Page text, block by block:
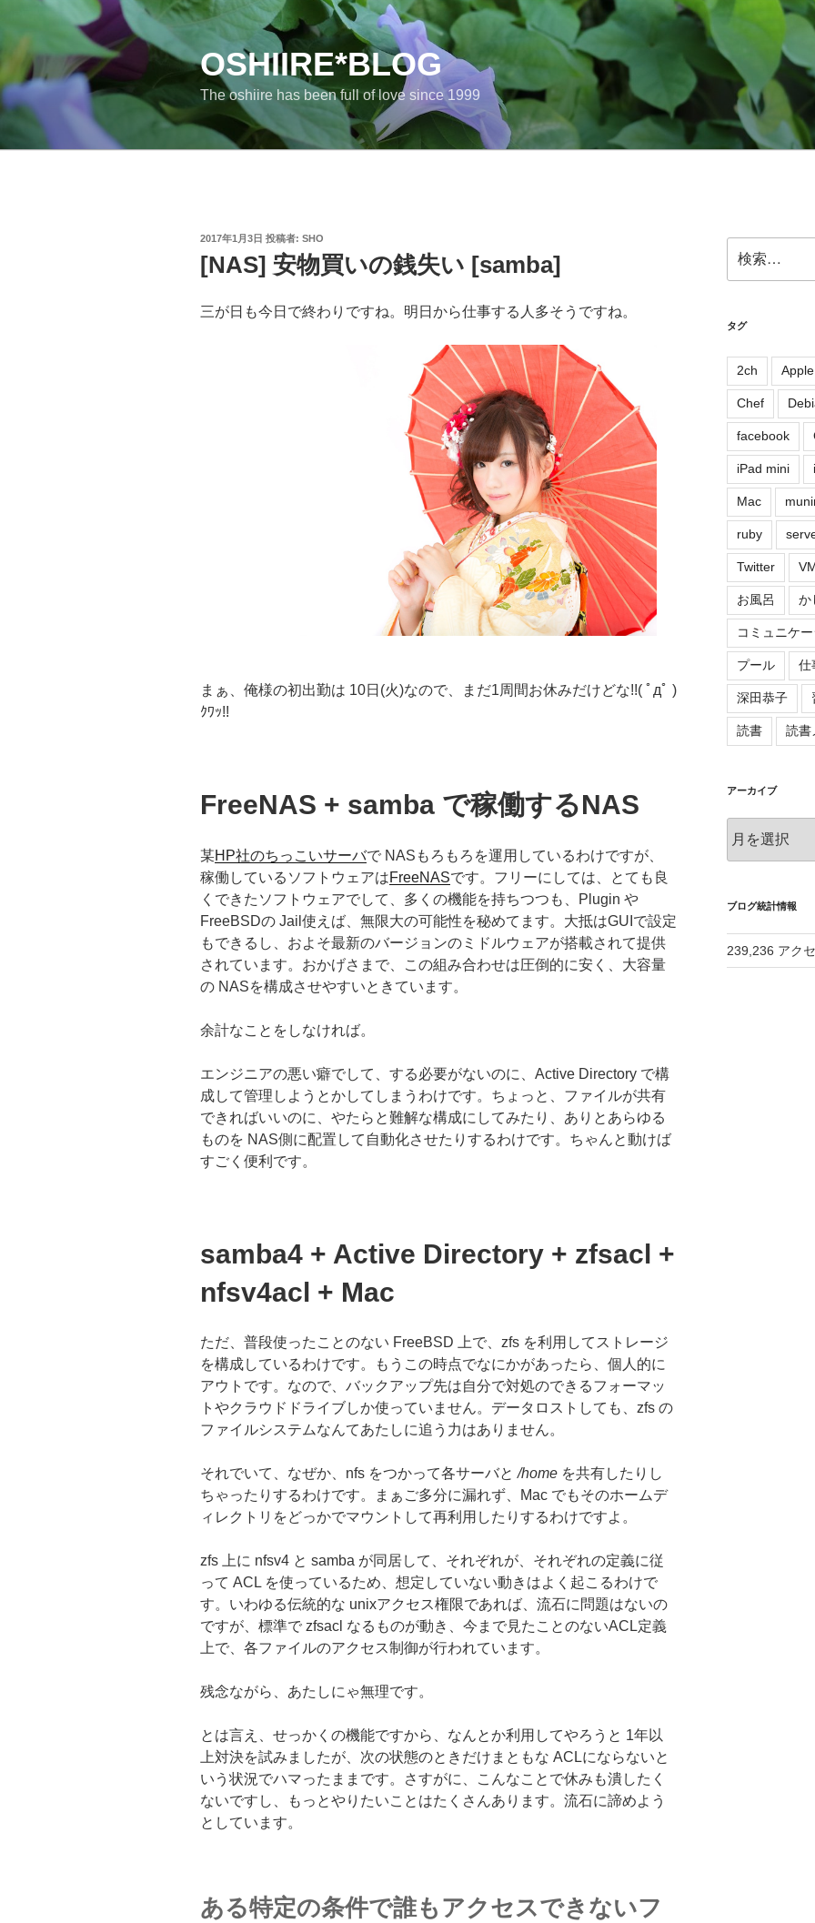
ツ
OSHIIRE*BLOG
The oshiire has been full of love since 1999
投
2017年1月3日 投稿者: SHO
[NAS] 安物買いの銭失い [samba]
三が日も今日で終わりですね。明日から仕事する人多そうですね。
まぁ、俺様の初出勤は 10日(火)なので、まだ1周間お休みだけどな!!( ﾟдﾟ )
ｸﾜｯ!!
FreeNAS + samba で稼働するNAS
某HP社のちっこいサーバで NASもろもろを運用しているわけですが、
稼働しているソフトウェアはFreeNASです。フリーにしては、とても良
くできたソフトウェアでして、多くの機能を持ちつつも、Plugin や
FreeBSDの Jail使えば、無限大の可能性を秘めてます。大抵はGUIで設定
もできるし、およそ最新のバージョンのミドルウェアが搭載されて提供
されています。おかげさまで、この組み合わせは圧倒的に安く、大容量
の NASを構成させやすいときています。
余計なことをしなければ。
エンジニアの悪い癖でして、する必要がないのに、Active Directory で構
成して管理しようとかしてしまうわけです。ちょっと、ファイルが共有
できればいいのに、やたらと難解な構成にしてみたり、ありとあらゆる
ものを NAS側に配置して自動化させたりするわけです。ちゃんと動けば
すごく便利です。
samba4 + Active Directory + zfsacl +
nfsv4acl + Mac
ただ、普段使ったことのない FreeBSD 上で、zfs を利用してストレージ
を構成しているわけです。もうこの時点でなにかがあったら、個人的に
アウトです。なので、バックアップ先は自分で対処のできるフォーマッ
トやクラウドドライブしか使っていません。データロストしても、zfs の
ファイルシステムなんてあたしに追う力はありません。
それでいて、なぜか、nfs をつかって各サーバと/home を共有したりし
ちゃったりするわけです。まぁご多分に漏れず、Mac でもそのホームデ
ィレクトリをどっかでマウントして再利用したりするわけですよ。
zfs 上に nfsv4 と samba が同居して、それぞれが、それぞれの定義に従
って ACL を使っているため、想定していない動きはよく起こるわけで
す。いわゆる伝統的な unixアクセス権限であれば、流石に問題はないの
ですが、標準で zfsacl なるものが動き、今まで見たことのないACL定義
上で、各ファイルのアクセス制御が行われています。
残念ながら、あたしにゃ無理です。
とは言え、せっかくの機能ですから、なんとか利用してやろうと 1年以
上対決を試みましたが、次の状態のときだけまともな ACLにならないと
いう状況でハマったままです。さすがに、こんなことで休みも潰したく
ないですし、もっとやりたいことはたくさんあります。流石に諦めよう
としています。
ある特定の条件で誰もアクセスできないフ
索:
タグ
2ch Apple
Chef
facebook
iPad mini
Mac
ruby
Twitter
お風呂 か
コミュニケ
プール 仕
深田恭子
読書 読書
アーカイブ
ー
ブ
ブログ統計情報
239,236 アク